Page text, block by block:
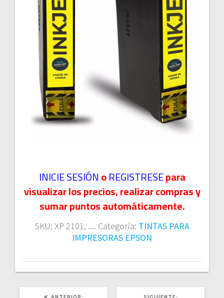
INICIE SESIÓNoREGISTRESEpara
visualizar los precios, realizar compras y
sumar puntos automáticamente.
SKU: XP 2101, .... Categoría: TINTAS PARA
IMPRESORAS EPSON